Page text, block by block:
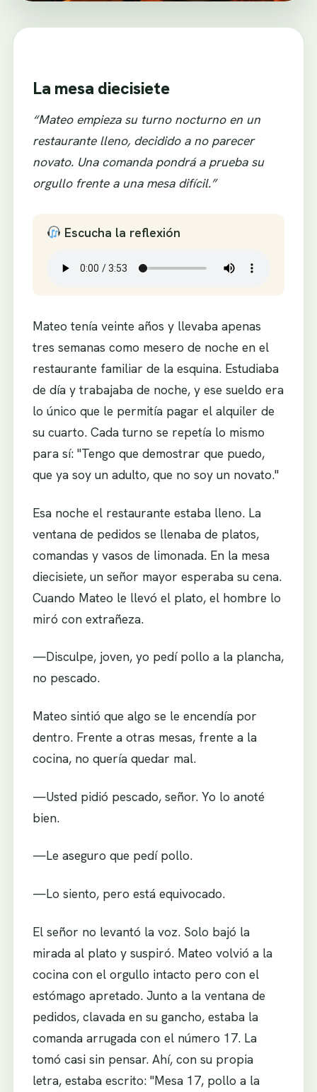
La mesa diecisiete
“Mateo empieza su turno nocturno en un
restaurante lleno, decidido a no parecer
novato. Una comanda pondrá a prueba su
orgullo frente a una mesa difícil.”
Escucha la reflexión
Mateo tenía veinte años y llevaba apenas
tres semanas como mesero de noche en el
restaurante familiar de la esquina. Estudiaba
de día y trabajaba de noche, y ese sueldo era
lo único que le permitía pagar el alquiler de
su cuarto. Cada turno se repetía lo mismo
para sí: "Tengo que demostrar que puedo,
que ya soy un adulto, que no soy un novato."
Esa noche el restaurante estaba lleno. La
ventana de pedidos se llenaba de platos,
comandas y vasos de limonada. En la mesa
diecisiete, un señor mayor esperaba su cena.
Cuando Mateo le llevó el plato, el hombre lo
miró con extrañeza.
—Disculpe, joven, yo pedí pollo a la plancha,
no pescado.
Mateo sintió que algo se le encendía por
dentro. Frente a otras mesas, frente a la
cocina, no quería quedar mal.
—Usted pidió pescado, señor. Yo lo anoté
bien.
—Le aseguro que pedí pollo.
—Lo siento, pero está equivocado.
El señor no levantó la voz. Solo bajó la
mirada al plato y suspiró. Mateo volvió a la
cocina con el orgullo intacto pero con el
estómago apretado. Junto a la ventana de
pedidos, clavada en su gancho, estaba la
comanda arrugada con el número 17. La
tomó casi sin pensar. Ahí, con su propia
letra, estaba escrito: "Mesa 17, pollo a la